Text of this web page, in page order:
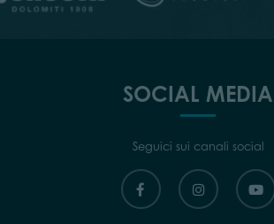
SOCIAL MEDIA
Seguici sui canali social